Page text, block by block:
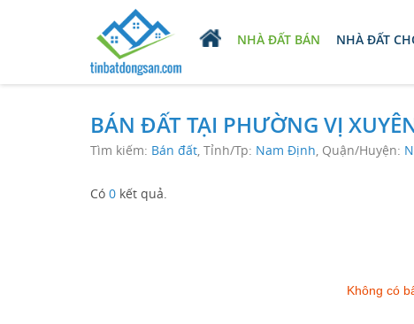
NHÀ ĐẤT BÁN NHÀ ĐẤT
BÁN ĐẤT TẠI PHƯỜNG VỊ
Tìm kiếm: Bán đất, Tỉnh/Tp: Nam Định, Quận/Huyện:
Có 0 kết quả.
Không có